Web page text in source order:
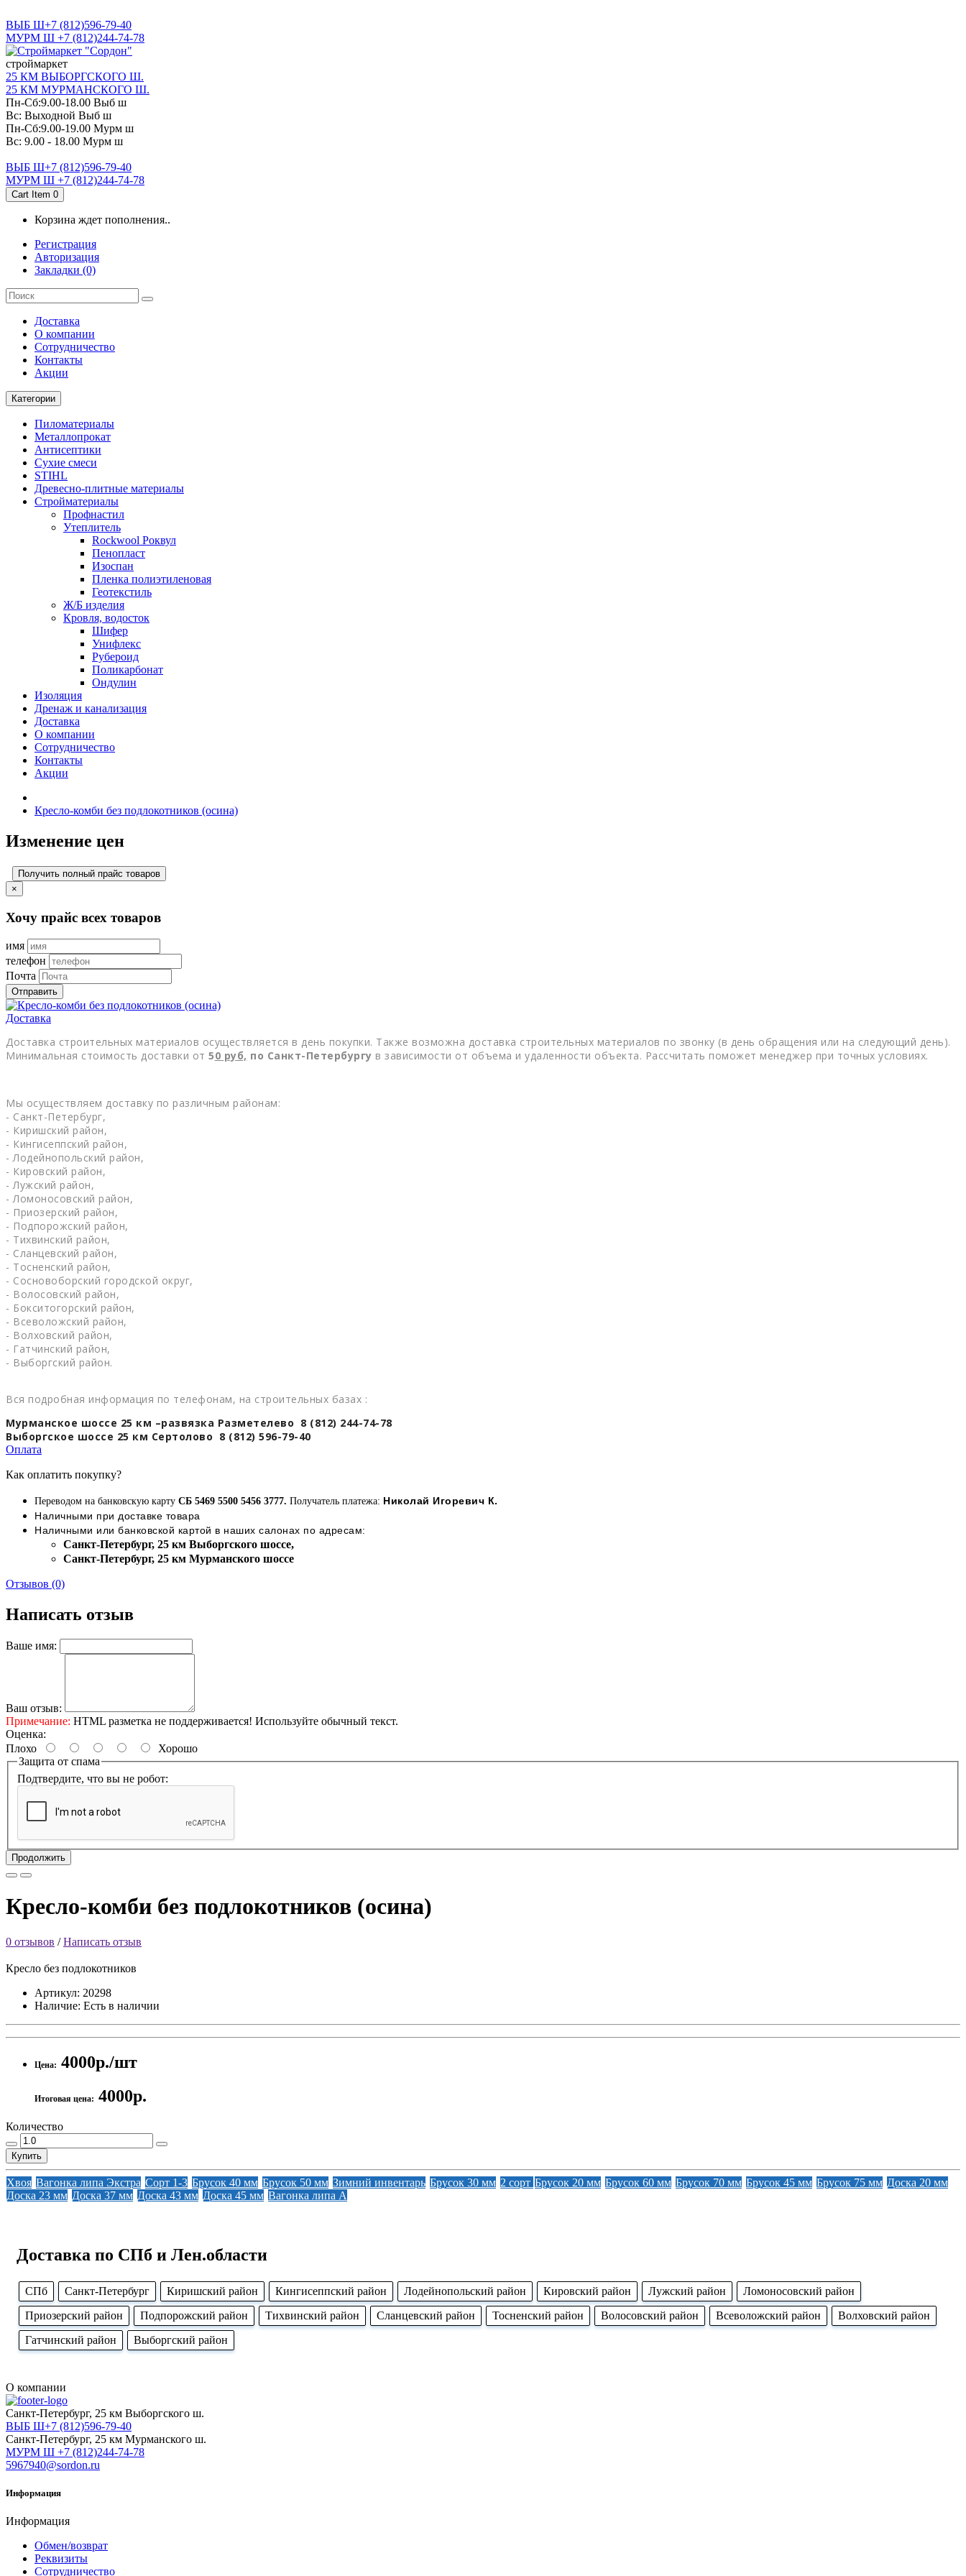
ВЫБ Ш+7 (812)596-79-40
МУРМ Ш +7 (812)244-74-78
cтроймаркет
25 КМ ВЫБОРГСКОГО Ш.
25 КМ МУРМАНСКОГО Ш.
Пн-Сб:9.00-18.00 Выб ш
Вс: Выходной Выб ш
Пн-Сб:9.00-19.00 Мурм ш
Вс: 9.00 - 18.00 Мурм ш
ВЫБ Ш+7 (812)596-79-40
МУРМ Ш +7 (812)244-74-78
Cart Item 0
Корзина ждет пополнения..
Регистрация
Авторизация
Закладки (0)
Доставка
О компании
Cотрудничество
Контакты
Акции
Категории
Пиломатериалы
Металлопрокат
Антисептики
Сухие смеси
STIHL
Древесно-плитные материалы
Стройматериалы
Профнастил
Утеплитель
Rockwool Роквул
Пенопласт
Изоспан
Пленка полиэтиленовая
Геотекстиль
Ж/Б изделия
Кровля, водосток
Шифер
Унифлекс
Рубероид
Поликарбонат
Ондулин
Изоляция
Дренаж и канализация
Доставка
О компании
Cотрудничество
Контакты
Акции
Кресло-комби без подлокотников (осина)
Изменение цен
Получить полный прайс товаров
×
Хочу прайс всех товаров
имя
телефон
Почта
Отправить
Доставка
Доставка строительных материалов осуществляется в день покупки. Также возможна доставка строительных материалов по звонку (в день обращения или на следующий день).
Минимальная стоимость доставки от 50 руб, по Санкт-Петербургу в зависимости от объема и удаленности объекта. Рассчитать поможет менеджер при точных условиях.
Мы осуществляем доставку по различным районам:
- Санкт-Петербург,
- Киришский район,
- Кингисеппский район,
- Лодейнопольский район,
- Кировский район,
- Лужский район,
- Ломоносовский район,
- Приозерский район,
- Подпорожский район,
- Тихвинский район,
- Сланцевский район,
- Тосненский район,
- Сосновоборский городской округ,
- Волосовский район,
- Бокситогорский район,
- Всеволожский район,
- Волховский район,
- Гатчинский район,
- Выборгский район.
Вся подробная информация по телефонам, на строительных базах :
Мурманское шоссе 25 км –развязка Разметелево 8 (812) 244-74-78
Выборгское шоссе 25 км Сертолово 8 (812) 596-79-40
Оплата
Как оплатить покупку?
Переводом на банковскую карту СБ 5469 5500 5456 3777. Получатель платежа: Николай Игоревич К.
Наличными при доставке товара
Наличными или банковской картой в наших салонах по адресам:
Cанкт-Петербург, 25 км Выборгского шоссе,
Cанкт-Петербург, 25 км Мурманского шоссе
Отзывов (0)
Написать отзыв
Ваше имя:
Ваш отзыв:
Примечание: HTML разметка не поддерживается! Используйте обычный текст.
Оценка:
Плохо
Хорошо
Защита от спама
Подтвердите, что вы не робот:
Продолжить
Кресло-комби без подлокотников (осина)
0 отзывов /Написать отзыв
Кресло без подлокотников
Артикул: 20298
Наличие: Есть в наличии
Цена: 4000р./шт
Итоговая цена: 4000р.
Количество
Купить
Хвоя Вагонка липа Экстра Сорт 1-3 Брусок 40 мм Брусок 50 мм Зимний инвентарь Брусок 30 мм 2 сорт Брусок 20 мм Брусок 60 мм Брусок 70 мм Брусок 45 мм Брусок 75 мм Доска 20 мм
Доска 23 мм Доска 37 мм Доска 43 мм Доска 45 мм Вагонка липа А
Доставка по СПб и Лен.области
CПб Cанкт-Петербург Киришский район Кингисеппский район Лодейнопольский район Кировский район Лужский район
Ломоносовский район
Приозерский район
Подпорожский район Тихвинский район Сланцевский район Тосненский район Волосовский район Всеволожский район
Волховский район
Гатчинский район
Выборгский район
О компании
Cанкт-Петербург, 25 км Выборгского ш.
ВЫБ Ш+7 (812)596-79-40
Cанкт-Петербург, 25 км Мурманского ш.
МУРМ Ш +7 (812)244-74-78
5967940@sordon.ru
Информация
Информация
Обмен/возврат
Реквизиты
Сотрудничество